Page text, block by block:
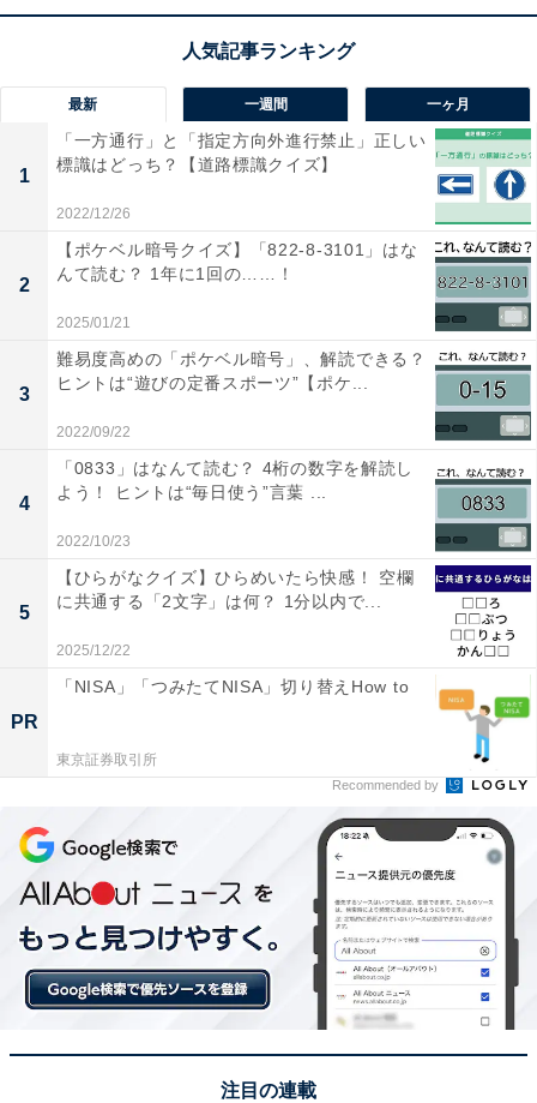
こちらもおすすめ
【アナグラムクイズ】「い さ あ あ が い」を並
び替えると？ 1分以内で挑戦しよう
1 2
最新 一週間 一ヶ月
1
「一方通行」と「指定方向外進行禁止」正しい
標識はどっち？【道路標識クイズ】
2022/12/26
2
【ポケベル暗号クイズ】「822-8-3101」はな
んて読む？ 1年に1回の……！
2025/01/21
3
難易度高めの「ポケベル暗号」、解読できる？
ヒントは“遊びの定番スポーツ”【ポケ...
2022/09/22
4
「0833」はなんて読む？ 4桁の数字を解読し
よう！ ヒントは“毎日使う”言葉 ...
2022/10/23
5
【ひらがなクイズ】ひらめいたら快感！ 空欄
に共通する「2文字」は何？ 1分以内で...
2025/12/22
PR
「NISA」「つみたてNISA」切り替えHow to
東京証券取引所
Recommended by
注目の連載